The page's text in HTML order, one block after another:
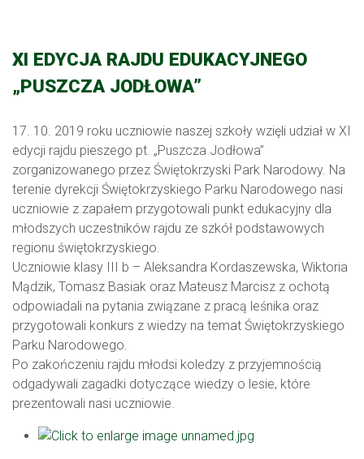
XI EDYCJA RAJDU EDUKACYJNEGO
„PUSZCZA JODŁOWA”
17. 10. 2019 roku uczniowie naszej szkoły wzięli udział w XI
edycji rajdu pieszego pt. „Puszcza Jodłowa”
zorganizowanego przez Świętokrzyski Park Narodowy. Na
terenie dyrekcji Świętokrzyskiego Parku Narodowego nasi
uczniowie z zapałem przygotowali punkt edukacyjny dla
młodszych uczestników rajdu ze szkół podstawowych
regionu świętokrzyskiego.
Uczniowie klasy III b – Aleksandra Kordaszewska, Wiktoria
Mądzik, Tomasz Basiak oraz Mateusz Marcisz z ochotą
odpowiadali na pytania związane z pracą leśnika oraz
przygotowali konkurs z wiedzy na temat Świętokrzyskiego
Parku Narodowego.
Po zakończeniu rajdu młodsi koledzy z przyjemnością
odgadywali zagadki dotyczące wiedzy o lesie, które
prezentowali nasi uczniowie.